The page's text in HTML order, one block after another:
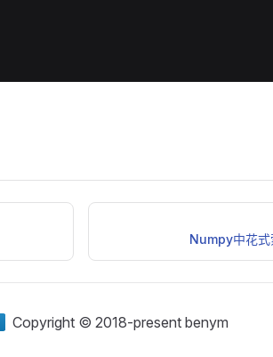
Numpy中花
Copyright © 2018-present benym